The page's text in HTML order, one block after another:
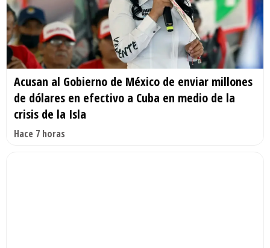
Acusan al Gobierno de México de enviar millones
de dólares en efectivo a Cuba en medio de la
crisis de la Isla
Hace 7 horas